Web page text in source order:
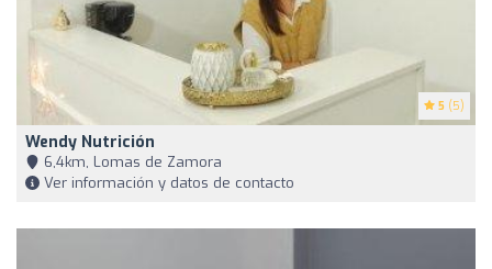
5 (5)
Wendy Nutrición
6,4km, Lomas de Zamora
Ver información y datos de contacto